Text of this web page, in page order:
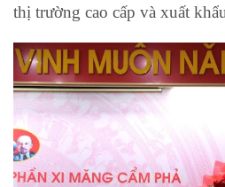
thị trường cao cấp và xuất